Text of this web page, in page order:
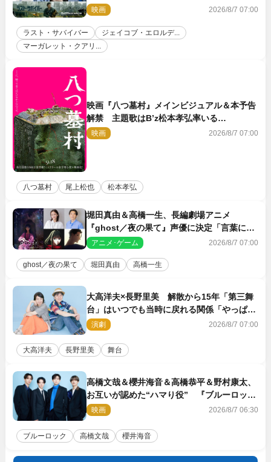
美・井上和彦ら豪華声優陣が集結！
映画 2026/8/7 07:00
ラスト・サバイバー
ジェイコブ・エロルデ...
マーガレット・クアリ...
映画『八つ墓村』メインビジュアル＆本予告
解禁 主題歌はB’z松本孝弘率いる
TMG「DOOM」に決定
映画 2026/8/7 07:00
八つ墓村 尾上松也 松本孝弘
堀田真由＆高橋一生、長編劇場アニメ
『ghost／夜の果て』声優に決定「言葉には
できない沢山の感情を思い出しました」
アニメ･ゲーム 2026/8/7 07:00
ghost／夜の果て 堀田真由 高橋一生
大高洋夫×長野里美 解散から15年「第三舞
台」はいつでも当時に戻れる関係「やっぱり
他の方たちとは違います」
演劇 2026/8/7 07:00
大高洋夫 長野里美 舞台
高橋文哉＆櫻井海音＆高橋恭平＆野村康太、
お互いが認めた“ハマり役” 『ブルーロッ
ク』で築いた最高のチームワーク
映画 2026/8/7 06:30
ブルーロック 高橋文哉 櫻井海音